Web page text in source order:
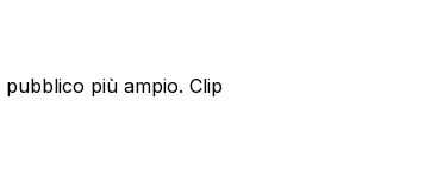
più ampio. Clip